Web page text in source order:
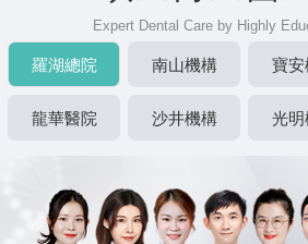
Expert Dental Care by Highly
羅湖總院 南山機構 寶安
龍華醫院 沙井機構 光明